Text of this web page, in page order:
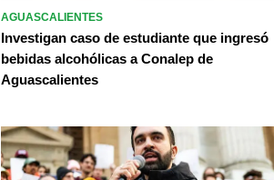
AGUASCALIENTES
Investigan caso de estudiante que ingresó
bebidas alcohólicas a Conalep de
Aguascalientes